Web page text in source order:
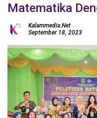
Matematika
Kalammedia.net
September 18, 2023